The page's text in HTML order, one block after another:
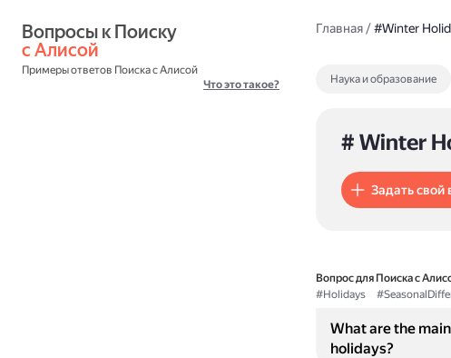
с Алисой
Примеры ответов Поиска с Алисой
Что это такое?
Главная/#Winter
Наука и образование
# Winter
Задать свой
Вопрос для Поиска с
#Holidays
What are the
holidays?